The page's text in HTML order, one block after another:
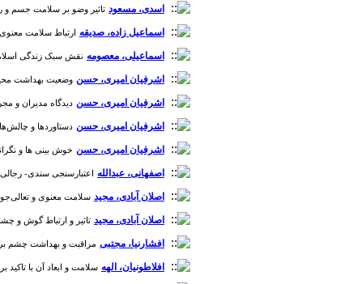
اسدی، مسعود تاثیر وضو بر سلامت جسم و روح:
اسماعیل زاده، صدیقه ارتباط سلامت معنوی
اسماعیلی، معصومه نقش سبک زندگی اسلامی
اشرفیان امیری، حسن وضعیت بهداشت محیط
اشرفیان امیری، حسن دیدگاه مدیران و
اشرفیان امیری، حسن دستاوردها و
اشرفیان امیری، حسن خوش بینی ها و نگرانی
اصفهانی، عبدالله اعتبارسنجی سندی- رجالی
اصلان آبادی، مجید سلامت معنوی و تعالی‌جویی و
اصلان آبادی، مجید تاثیر و ارتباط گوش و چشم
افشارنیا، مجتبی مراقبت و بهداشت چشم بر
افلاطونیان، الهه سلامت و ابعاد آن با تاکید بر